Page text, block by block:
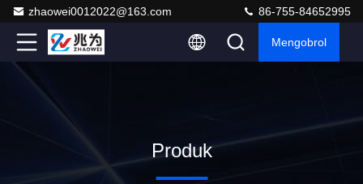
zhaowei0012022@163.com 86-755-84652995
Mengobrol
Produk